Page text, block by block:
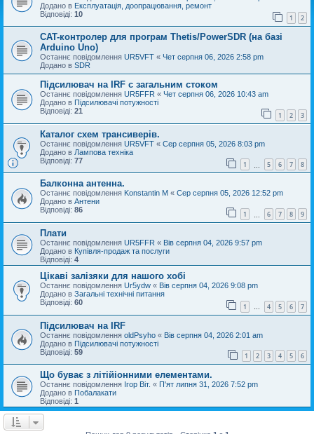
Додано в Експлуатація, доопрацювання, ремонт
Відповіді: 10 1 2
CAT-контролер для програм Thetis/PowerSDR (на базі
Arduino Uno)
Останнє повідомлення UR5VFT « Чет серпня 06, 2026 2:58 pm
Додано в SDR
Підсилювач на IRF с загальним стоком
Останнє повідомлення UR5FFR « Чет серпня 06, 2026 10:43 am
Додано в Підсилювачі потужності
Відповіді: 21 1 2 3
Каталог схем трансиверів.
Останнє повідомлення UR5VFT « Сер серпня 05, 2026 8:03 pm
Додано в Лампова техніка
Відповіді: 77 1 5 6 7 8
Балконна антенна.
Останнє повідомлення Konstantin M « Сер серпня 05, 2026 12:52 pm
Додано в Антени
Відповіді: 86 1 6 7 8 9
Плати
Останнє повідомлення UR5FFR « Вів серпня 04, 2026 9:57 pm
Додано в Купівля-продаж та послуги
Відповіді: 4
Цікаві залізяки для нашого хобі
Останнє повідомлення Ur5ydw « Вів серпня 04, 2026 9:08 pm
Додано в Загальні технічні питання
Відповіді: 60 1 … 4 5 6 7
Підсилювач на IRF
Останнє повідомлення oldPsyho « Вів серпня 04, 2026 2:01 am
Додано в Підсилювачі потужності
Відповіді: 59 1 2 3 4 5 6
Що буває з літійіонними елементами.
Останнє повідомлення Ігор Віт. « П'ят липня 31, 2026 7:52 pm
Додано в Побалакати
Відповіді: 1